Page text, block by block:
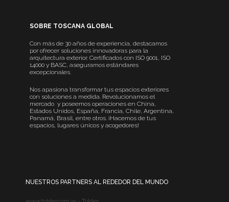
SOBRE TOSCANA GLOBAL
Con más de 30 años de experiencia, destacamos
por ofrecer soluciones innovadoras para la
arquitectura exterior. Certificados con ISO 9001, ISO
14000 y BASC, aseguramos estándares
excepcionales.
Nos apasiona transformar tus espacios exteriores
con soluciones a medida. Revolucionamos el
mercado y poseemos operaciones en China,
Estados Unidos, España, Francia, Chile, Argentina,
Panamá, Brasil, entre otros. ¡Hacemos de tus
espacios, lugares únicos y acogedores!
NUESTROS PARTNERS AL REDEDOR DEL MUNDO